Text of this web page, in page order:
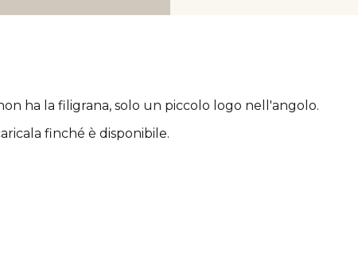
ha la filigrana, solo un piccolo logo nell'angolo.
finché è disponibile.